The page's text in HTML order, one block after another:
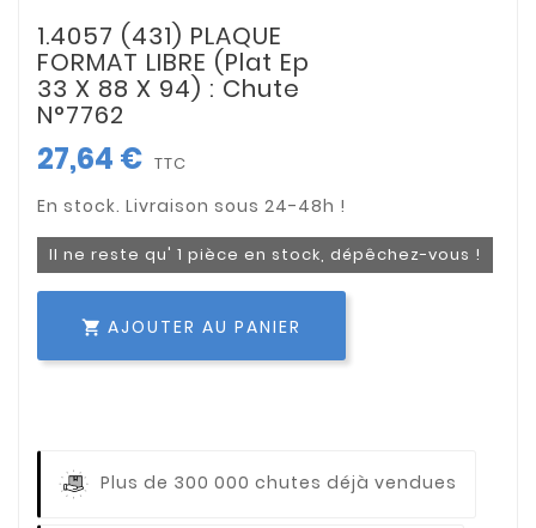
1.4057 (431) PLAQUE
FORMAT LIBRE (Plat Ep
33 X 88 X 94) : Chute
N°7762
27,64 € TTC
Il ne reste qu' 1 pièce en stock, dépêchez-vous !
 AJOUTER AU PANIER
Plus de 300 000 chutes déjà vendues